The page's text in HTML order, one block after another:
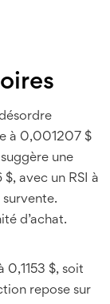
à 0,001207 $
une
avec un RSI à
d’achat.
0,1153 $, soit
repose sur